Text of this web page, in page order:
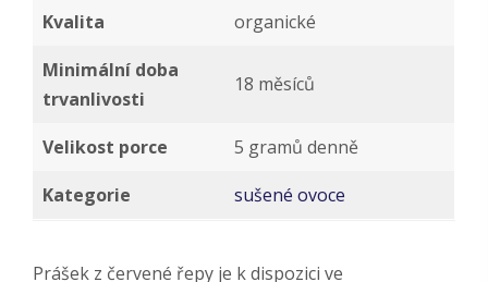
Kvalita
organické
Minimální doba
trvanlivosti
18 měsíců
Velikost porce
5 gramů denně
Kategorie
sušené ovoce
Prášek z červené řepy je k dispozici ve